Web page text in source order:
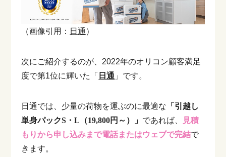
（画像引用： 日通 ）
次にご紹介するのが、2022年のオリコン顧客満足
度で第1位に輝いた「 日通 」です。
日通では、少量の荷物を運ぶのに最適な 「引越し
単身パックS・L（19,800円～）」 であれば、
見積
もりから申し込みまで電話またはウェブで完結で
きます。